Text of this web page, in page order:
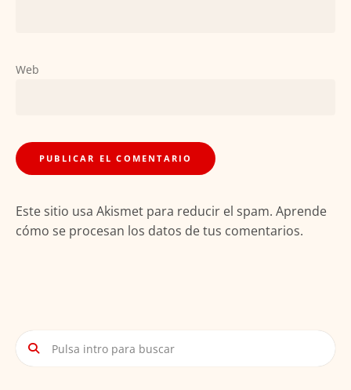
Web
Este sitio usa Akismet para reducir el spam. Aprende
cómo se procesan los datos de tus comentarios.